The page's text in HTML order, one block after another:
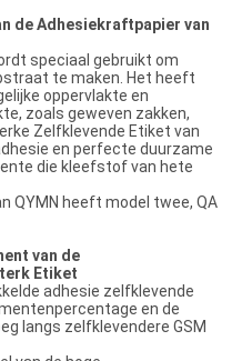
de Adhesiekraftpapier van
speciaal gebruikt om
te maken. Het heeft
oppervlakte en
zoals geweven zakken,
Zelfklevende Etiket van
en perfecte duurzame
die kleefstof van hete
QYMN heeft model twee, QA
van de
Etiket
adhesie zelfklevende
en de
langs zelfklevendere GSM